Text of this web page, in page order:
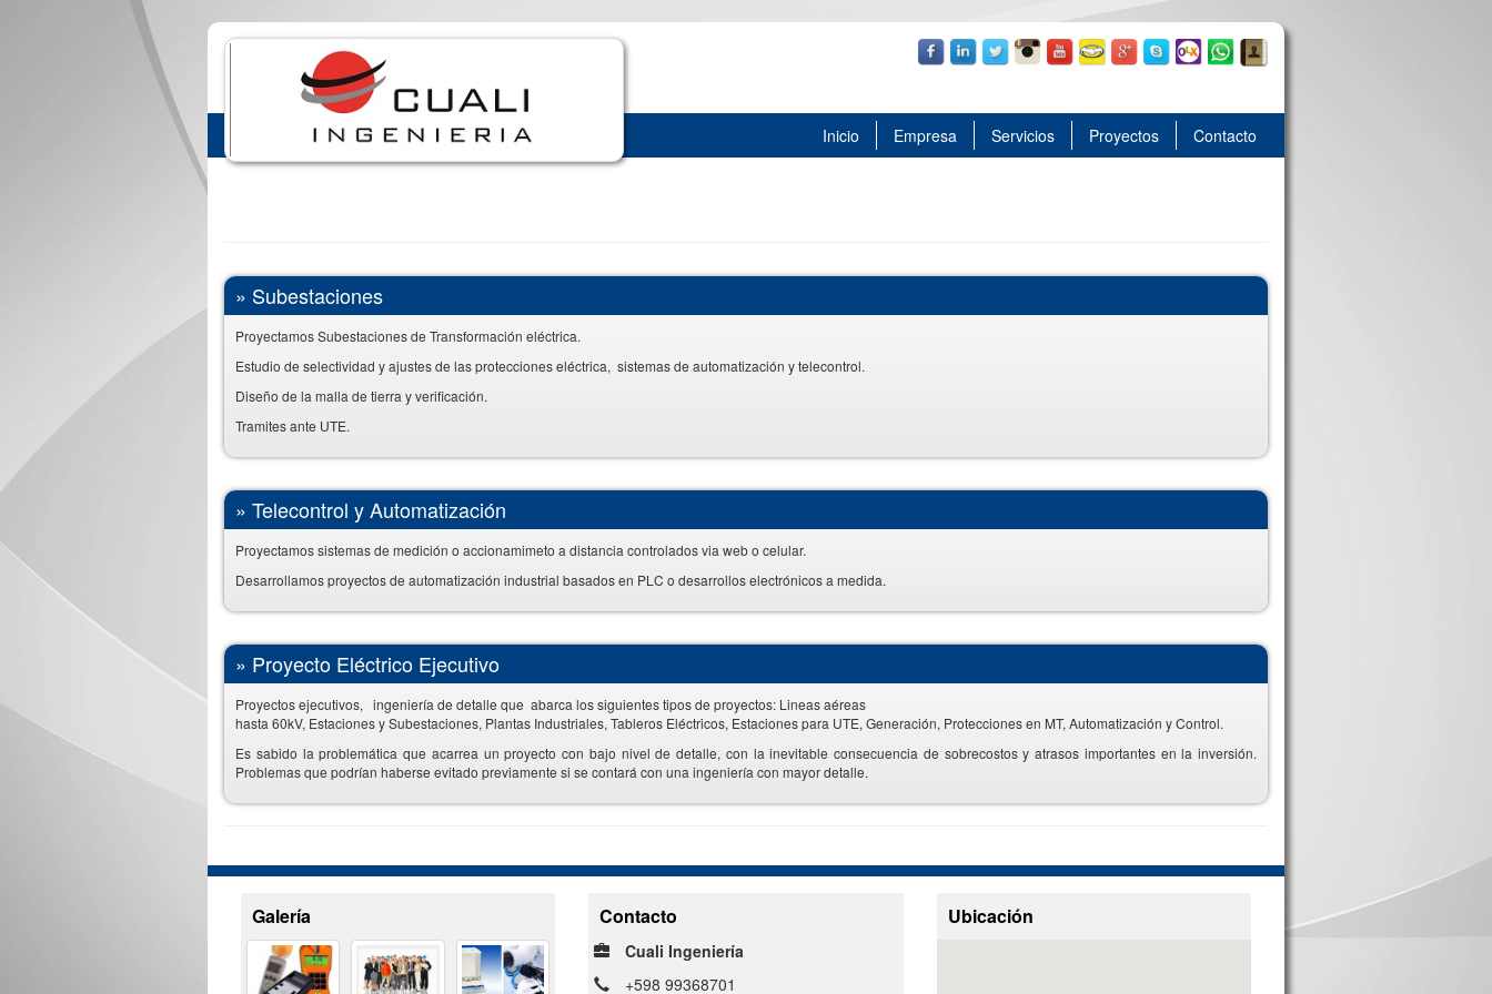
Inicio Empresa Servicios Proyectos Contacto
» Subestaciones
Proyectamos Subestaciones de Transformación eléctrica.
Estudio de selectividad y ajustes de las protecciones eléctrica, sistemas de automatización y telecontrol.
Diseño de la malla de tierra y verificación.
Tramites ante UTE.
» Telecontrol y Automatización
Proyectamos sistemas de medición o accionamimeto a distancia controlados via web o celular.
Desarrollamos proyectos de automatización industrial basados en PLC o desarrollos electrónicos a medida.
» Proyecto Eléctrico Ejecutivo
Proyectos ejecutivos, ingeniería de detalle que abarca los siguientes tipos de proyectos: Lineas aéreas
hasta 60kV, Estaciones y Subestaciones, Plantas Industriales, Tableros Eléctricos, Estaciones para UTE, Generación, Protecciones en MT, Automatización y Control.
Es sabido la problemática que acarrea un proyecto con bajo nivel de detalle, con la inevitable consecuencia de sobrecostos y atrasos importantes en la inversión.
Problemas que podrían haberse evitado previamente si se contará con una ingeniería con mayor detalle.
Galería Contacto
Cuali Ingeniería
+598 99368701
Ubicación